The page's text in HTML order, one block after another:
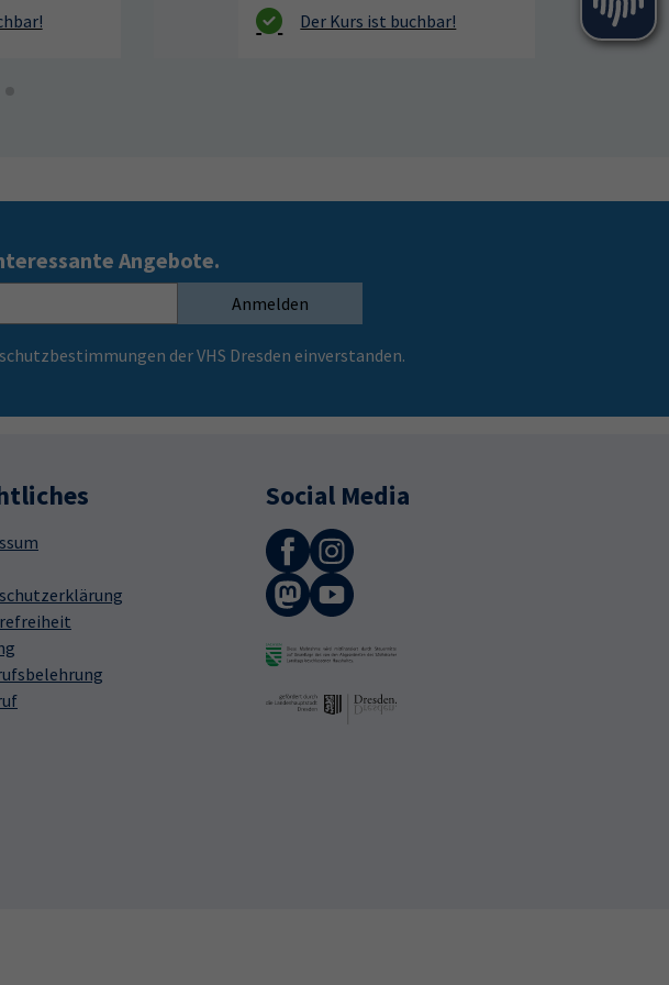
Angebote.
Anmelden
der VHS Dresden einverstanden.
Social Media